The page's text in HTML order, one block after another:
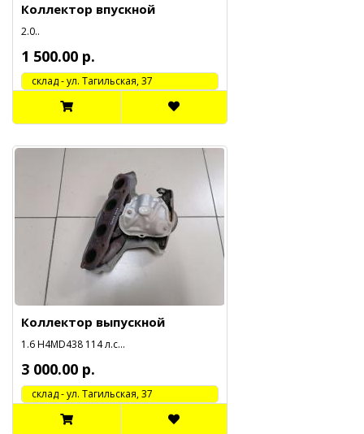
Коллектор впускной
2.0..
1 500.00 р.
cклад - ул. Тагильская, 37
Коллектор выпускной
1.6 H4MD438 114 л.с...
3 000.00 р.
cклад - ул. Тагильская, 37